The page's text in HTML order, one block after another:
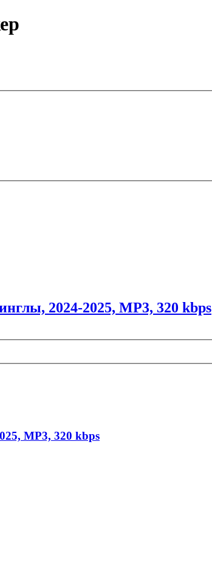
2024-2025, MP3, 320 kbps
MP3, 320 kbps